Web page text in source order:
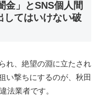
金」とSNS個人間
してはいけない破
れ、絶望の淵に立たされ
い撃ちにするのが、秋田
法業者です。